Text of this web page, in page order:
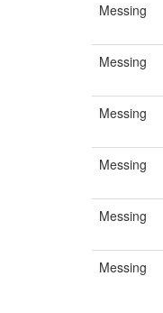
Messing
Messing
Messing
Messing
Messing
Messing